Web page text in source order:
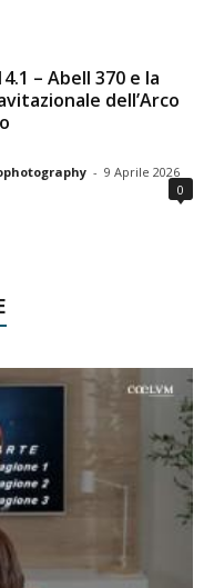
– Abell 370 e la
dell’Arco
- 9 Aprile 2026
0